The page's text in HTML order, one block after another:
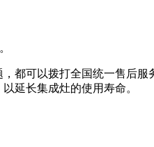
可以拨打全国统一售后服
延长集成灶的使用寿命。